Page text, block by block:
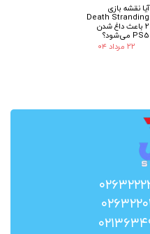
آیا نقشه بازی
Death Stranding
2 باعث داغ شدن
PS5 می‌شود؟
۲۲ مرداد ۰۴